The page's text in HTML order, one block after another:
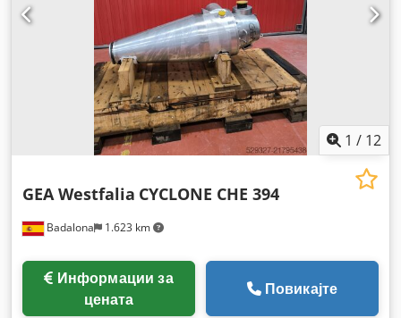
1 / 12
Badalona 1.623 km
GEA Westfalia CYCLONE CHE 394
цената
Повикајте